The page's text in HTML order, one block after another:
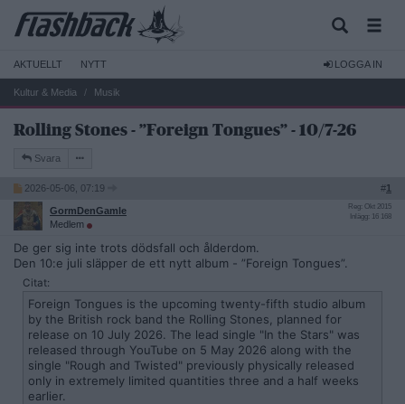
AKTUELLT NYTT LOGGA IN
Kultur & Media Musik
Rolling Stones - ”Foreign Tongues” - 10/7-26
Svara
2026-05-06, 07:19 #1
GormDenGamle
Medlem
Reg: Okt 2015
Inlägg: 16 168
De ger sig inte trots dödsfall och ålderdom.
Den 10:e juli släpper de ett nytt album - ”Foreign Tongues”.
Citat:
Foreign Tongues is the upcoming twenty-fifth studio album
by the British rock band the Rolling Stones, planned for
release on 10 July 2026. The lead single "In the Stars" was
released through YouTube on 5 May 2026 along with the
single "Rough and Twisted" previously physically released
only in extremely limited quantities three and a half weeks
earlier.